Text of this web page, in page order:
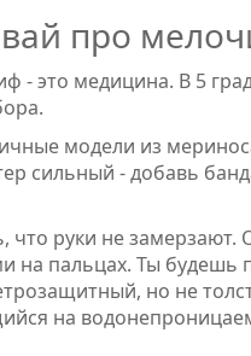
про
- это медицина. В 5
модели из
сильный - добавь
руки не замерзают.
на пальцах. Ты будешь
но не
на